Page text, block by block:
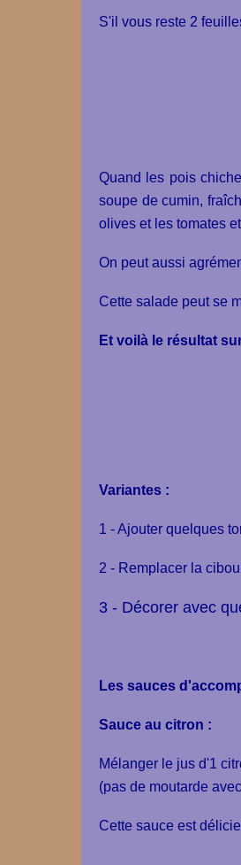
S'il vous reste 2
Quand les pois
soupe de cumin,
olives et les tomates
On peut aussi
Cette salade peut se
Et voilà le résultat
Variantes :
1 - Ajouter quelques
2 - Remplacer la
3 - Décorer avec
Les sauces
Sauce au citron :
Mélanger le jus d'1
(pas de moutarde
Cette sauce est